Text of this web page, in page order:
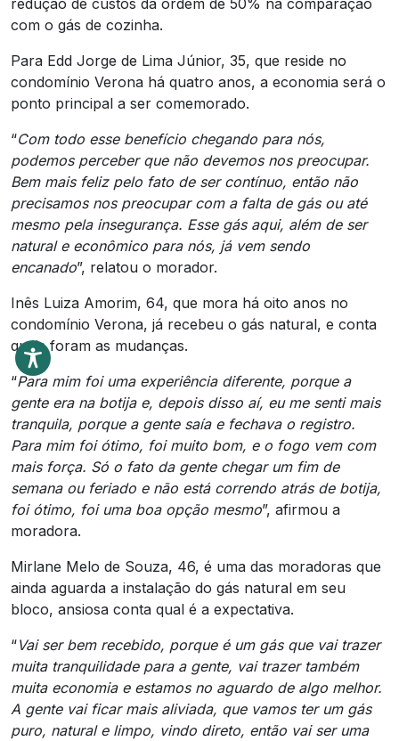
com o gás de cozinha.
Para Edd Jorge de Lima Júnior, 35, que reside no
condomínio Verona há quatro anos, a economia será o
ponto principal a ser comemorado.
“Com todo esse benefício chegando para nós,
podemos perceber que não devemos nos preocupar.
Bem mais feliz pelo fato de ser contínuo, então não
precisamos nos preocupar com a falta de gás ou até
mesmo pela insegurança. Esse gás aqui, além de ser
natural e econômico para nós, já vem sendo
encanado”, relatou o morador.
Inês Luiza Amorim, 64, que mora há oito anos no
condomínio Verona, já recebeu o gás natural, e conta
quais foram as mudanças.
“Para mim foi uma experiência diferente, porque a
gente era na botija e, depois disso aí, eu me senti mais
tranquila, porque a gente saía e fechava o registro.
Para mim foi ótimo, foi muito bom, e o fogo vem com
mais força. Só o fato da gente chegar um fim de
semana ou feriado e não está correndo atrás de botija,
foi ótimo, foi uma boa opção mesmo”, afirmou a
moradora.
Mirlane Melo de Souza, 46, é uma das moradoras que
ainda aguarda a instalação do gás natural em seu
bloco, ansiosa conta qual é a expectativa.
“Vai ser bem recebido, porque é um gás que vai trazer
muita tranquilidade para a gente, vai trazer também
muita economia e estamos no aguardo de algo melhor.
A gente vai ficar mais aliviada, que vamos ter um gás
puro, natural e limpo, vindo direto, então vai ser uma